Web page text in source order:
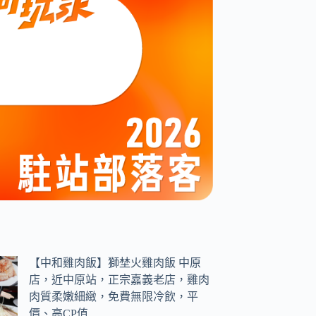
【中和雞肉飯】獅埜火雞肉飯 中原
店，近中原站，正宗嘉義老店，雞肉
肉質柔嫩細緻，免費無限冷飲，平
價、高CP值